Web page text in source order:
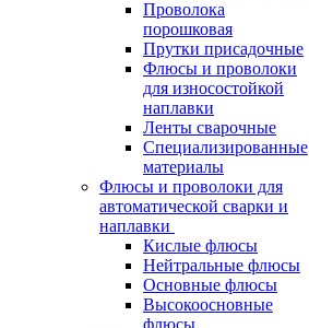
Проволока
порошковая
Прутки присадочные
Флюсы и проволоки
для износостойкой
наплавки
Ленты сварочные
Специализированные
материалы
Флюсы и проволоки для
автоматической сварки и
наплавки
Кислые флюсы
Нейтральные флюсы
Основные флюсы
Высокоосновные
флюсы